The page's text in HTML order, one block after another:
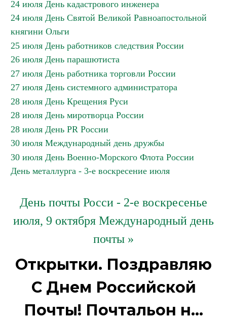
24 июля День кадастрового инженера
24 июля День Святой Великой Равноапостольной
княгини Ольги
25 июля День работников следствия России
26 июля День парашютиста
27 июля День работника торговли России
27 июля День системного администратора
28 июля День Крещения Руси
28 июля День миротворца России
28 июля День PR России
30 июля Международный день дружбы
30 июля День Военно-Морского Флота России
День металлурга - 3-е воскресение июля
День почты Росси - 2-е воскресенье
июля, 9 октября Международный день
почты »
Открытки. Поздравляю
С Днем Российской
Почты! Почтальон н...